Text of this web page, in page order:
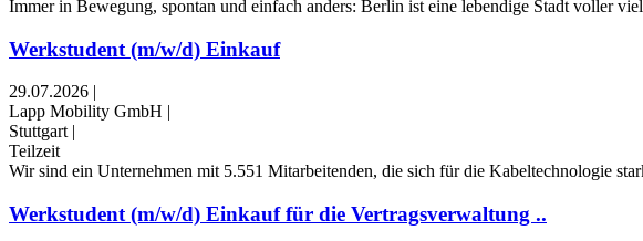
Immer in Bewegung, spontan und einfach anders: Berlin ist eine lebendige Stadt voller
Werkstudent (m/w/d) Einkauf
29.07.2026 |
Lapp Mobility GmbH |
Stuttgart |
Teilzeit
Wir sind ein Unternehmen mit 5.551 Mitarbeitenden, die sich für die Kabeltechnologie
Werkstudent (m/w/d) Einkauf für die Vertragsverwaltung ..